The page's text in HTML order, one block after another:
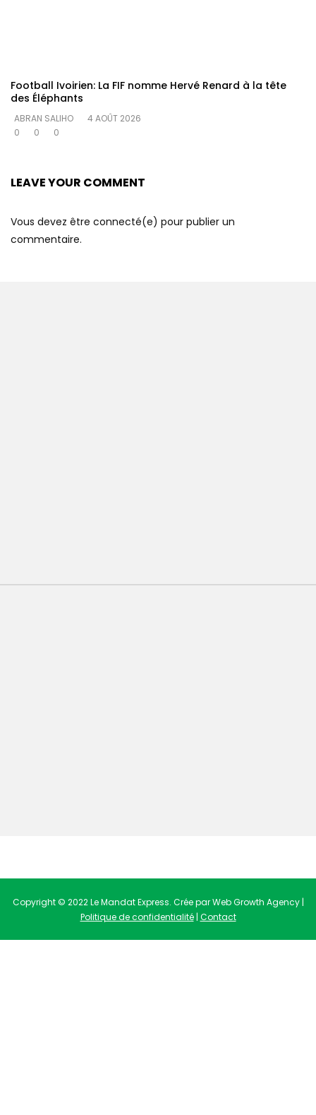
Football Ivoirien: La FIF nomme Hervé Renard à la tête
des Éléphants
ABRAN SALIHO
4 AOÛT 2026
0
0 0
LEAVE YOUR COMMENT
Vous devez être connecté(e) pour publier un
commentaire.
Copyright © 2022 Le Mandat Express. Crée par Web Growth Agency |
Politique de confidentialité| Contact